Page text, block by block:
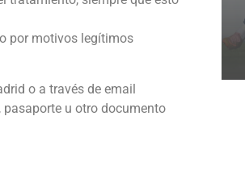
por motivos legítimos
o a través de email
u otro documento